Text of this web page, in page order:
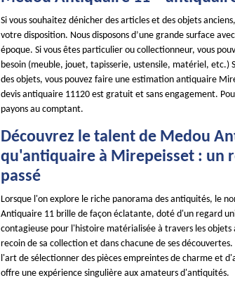
Si vous souhaitez dénicher des articles et des objets
votre disposition. Nous disposons d’une grande surface
époque. Si vous êtes particulier ou collectionneur, vous
besoin (meuble, jouet, tapisserie, ustensile, matériel, etc.)
des objets, vous pouvez faire une estimation antiquaire
devis antiquaire 11120 est gratuit et sans engagement.
payons au comptant.
Découvrez le talent de Medou
qu'antiquaire à Mirepeisset : un
passé
Lorsque l'on explore le riche panorama des antiquités, le
Antiquaire 11 brille de façon éclatante, doté d'un regard
contagieuse pour l'histoire matérialisée à travers les objets
recoin de sa collection et dans chacune de ses
l'art de sélectionner des pièces empreintes de charme et
offre une expérience singulière aux amateurs d'antiquités.